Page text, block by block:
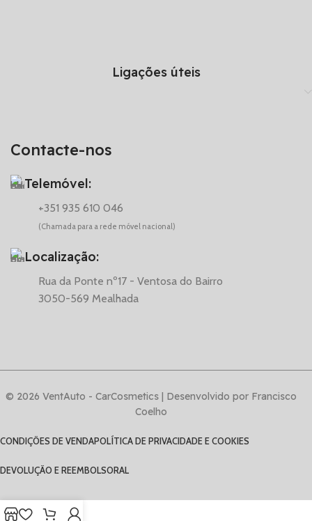
Contacte-nos
Telemóvel:
+351 935 610 046
(Chamada para a rede móvel nacional)
Localização:
Rua da Ponte nº17 - Ventosa do Bairro
3050-569 Mealhada
Ligações úteis
© 2026 VentAuto - CarCosmetics | Desenvolvido por Francisco
Coelho
CONDIÇÕES DE VENDAPOLÍTICA DE PRIVACIDADE E COOKIES
DEVOLUÇÃO E REEMBOLSORAL